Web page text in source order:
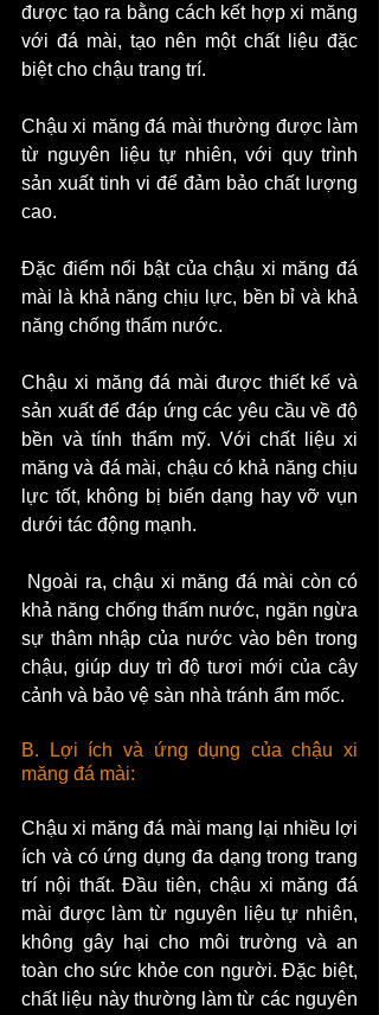
được tạo ra bằng cách kết hợp xi măng
với đá mài, tạo nên một chất liệu đặc
biệt cho chậu trang trí.
Chậu xi măng đá mài thường được làm
từ nguyên liệu tự nhiên, với quy trình
sản xuất tinh vi để đảm bảo chất lượng
cao.
Đặc điểm nổi bật của chậu xi măng đá
mài là khả năng chịu lực, bền bỉ và khả
năng chống thấm nước.
Chậu xi măng đá mài được thiết kế và
sản xuất để đáp ứng các yêu cầu về độ
bền và tính thẩm mỹ. Với chất liệu xi
măng và đá mài, chậu có khả năng chịu
lực tốt, không bị biến dạng hay vỡ vụn
dưới tác động mạnh.
khả năng chống thấm nước, ngăn ngừa
sự thâm nhập của nước vào bên trong
chậu, giúp duy trì độ tươi mới của cây
cảnh và bảo vệ sàn nhà tránh ẩm mốc.
B. Lợi ích và ứng dụng của chậu xi
măng đá mài:
Chậu xi măng đá mài mang lại nhiều lợi
ích và có ứng dụng đa dạng trong trang
trí nội thất. Đầu tiên, chậu xi măng đá
mài được làm từ nguyên liệu tự nhiên,
không gây hại cho môi trường và an
toàn cho sức khỏe con người. Đặc biệt,
chất liệu này thường làm từ các nguyên